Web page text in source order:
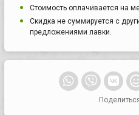
Стоимость оплачивается на
Скидка не суммируется с
предложениями лавки.